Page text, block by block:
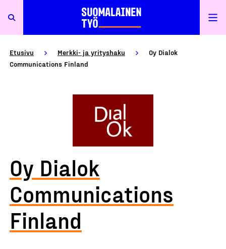
Etusivu Merkki- ja yrityshaku
Oy Dialok
Communications Finland
Oy Dialok
Communications
Finland